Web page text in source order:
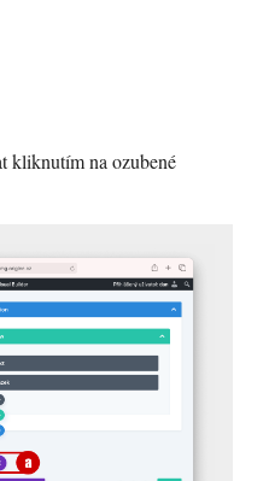
kliknutím na ozubené